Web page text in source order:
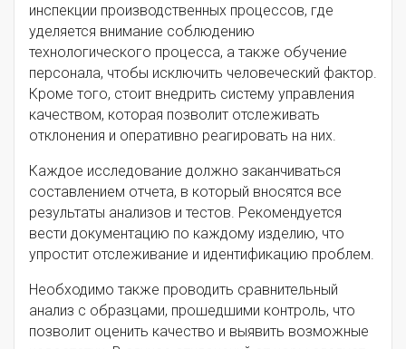
инспекции производственных процессов, где
уделяется внимание соблюдению
технологического процесса, а также обучение
персонала, чтобы исключить человеческий фактор.
Кроме того, стоит внедрить систему управления
качеством, которая позволит отслеживать
отклонения и оперативно реагировать на них.
Каждое исследование должно заканчиваться
составлением отчета, в который вносятся все
результаты анализов и тестов. Рекомендуется
вести документацию по каждому изделию, что
упростит отслеживание и идентификацию проблем.
Необходимо также проводить сравнительный
анализ с образцами, прошедшими контроль, что
позволит оценить качество и выявить возможные